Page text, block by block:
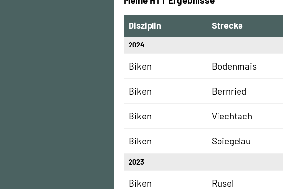
Disziplin Strecke
2024
Biken Bodenmais
Biken Bernried
Biken Viechtach
Biken Spiegelau
2023
Biken Rusel